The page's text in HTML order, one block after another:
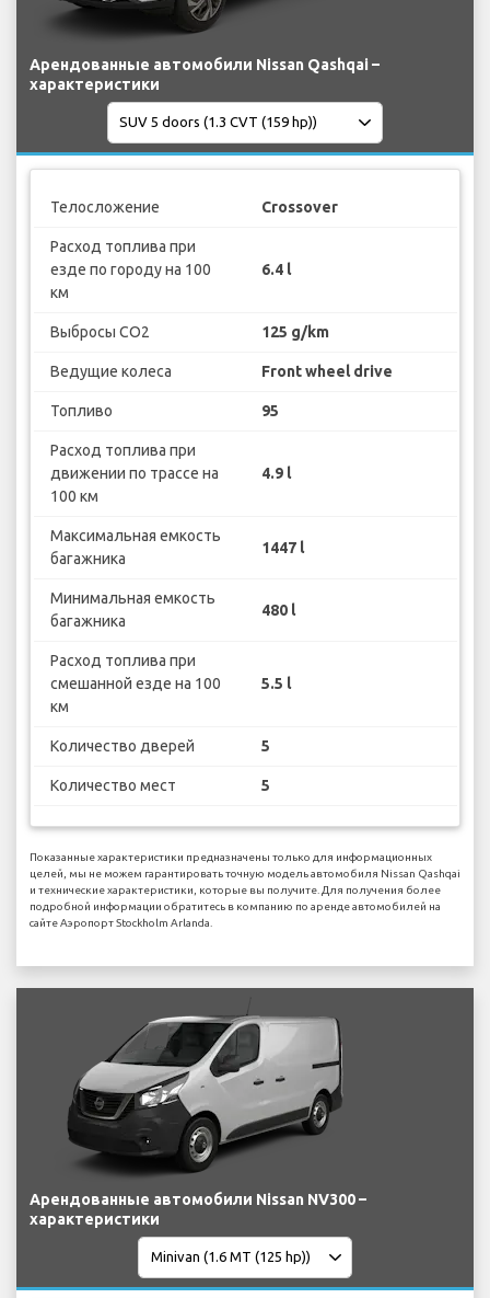
Арендованные автомобили Nissan Qashqai –
характеристики
Телосложение Crossover
Расход топлива при
езде по городу на 100
км
6.4 l
Выбросы CO2 125 g/km
Ведущие колеса Front wheel drive
Топливо 95
Расход топлива при
движении по трассе на
100 км
4.9 l
Максимальная емкость
багажника
1447 l
Минимальная емкость
багажника
480 l
Расход топлива при
смешанной езде на 100
км
5.5 l
Количество дверей 5
Количество мест 5
Показанные характеристики предназначены только для информационных
целей, мы не можем гарантировать точную модель автомобиля Nissan Qashqai
и технические характеристики, которые вы получите. Для получения более
подробной информации обратитесь в компанию по аренде автомобилей на
сайте Аэропорт Stockholm Arlanda.
Арендованные автомобили Nissan NV300 –
характеристики